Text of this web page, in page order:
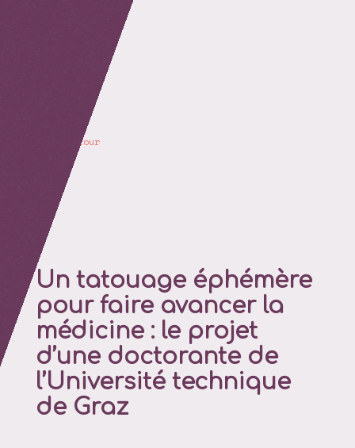
retour
Un tatouage éphémère
pour faire avancer la
médicine : le projet
d’une doctorante de
l’Université technique
de Graz